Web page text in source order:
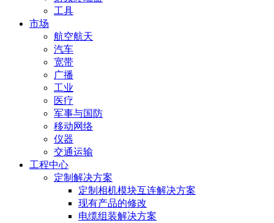
工具
市场
航空航天
汽车
宽带
广播
工业
医疗
军事与国防
移动网络
仪器
交通运输
工程中心
定制解决方案
定制相机模块互连解决方案
现有产品的修改
电缆组装解决方案